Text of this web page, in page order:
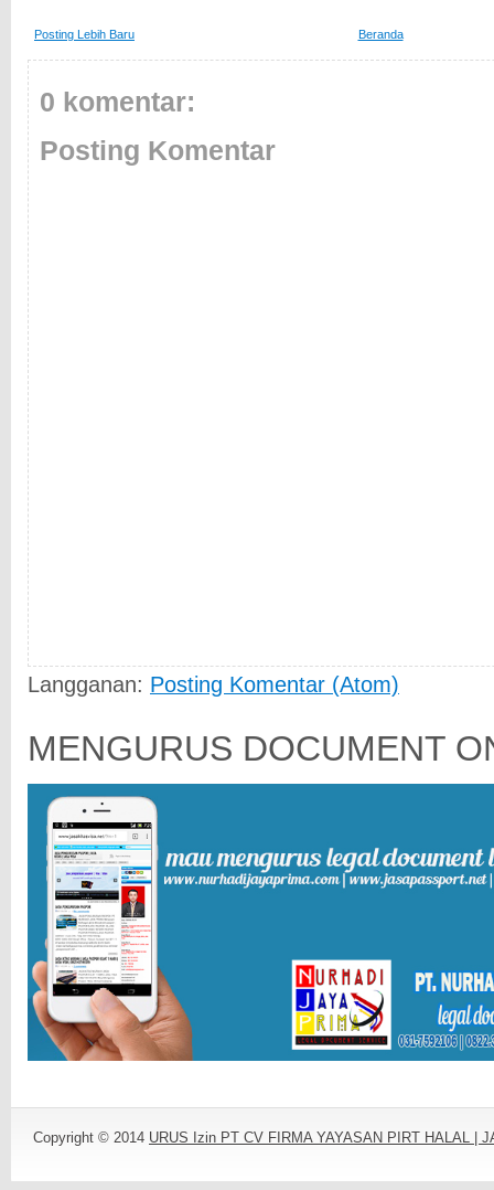
Posting Lebih Baru Beranda
0 komentar:
Posting Komentar
Langganan: Posting Komentar (Atom)
MENGURUS DOCUMENT
Copyright © 2014 URUS Izin PT CV FIRMA YAYASAN PIRT HALAL |